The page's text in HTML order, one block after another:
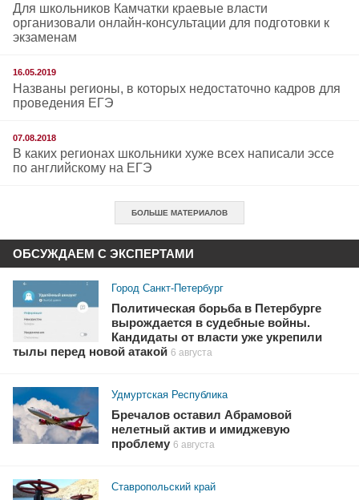
Для школьников Камчатки краевые власти
организовали онлайн-консультации для подготовки к
экзаменам
16.05.2019
Названы регионы, в которых недостаточно кадров для
проведения ЕГЭ
07.08.2018
В каких регионах школьники хуже всех написали эссе
по английскому на ЕГЭ
БОЛЬШЕ МАТЕРИАЛОВ
ОБСУЖДАЕМ С ЭКСПЕРТАМИ
Город Санкт-Петербург
Политическая борьба в Петербурге
вырождается в судебные войны.
Кандидаты от власти уже укрепили
тылы перед новой атакой 6 августа
Удмуртская Республика
Бречалов оставил Абрамовой
нелетный актив и имиджевую
проблему 6 августа
Ставропольский край